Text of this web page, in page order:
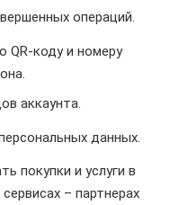
операций.
QR-коду и номеру
аккаунта.
данных.
покупки и услуги в
– партнерах